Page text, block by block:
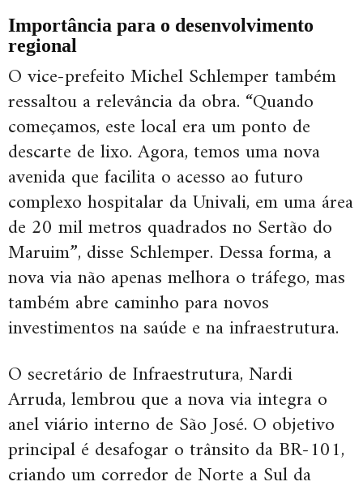
Importância para o desenvolvimento
regional
O vice-prefeito Michel Schlemper também
ressaltou a relevância da obra. “Quando
começamos, este local era um ponto de
descarte de lixo. Agora, temos uma nova
avenida que facilita o acesso ao futuro
complexo hospitalar da Univali, em uma área
de 20 mil metros quadrados no Sertão do
Maruim”, disse Schlemper. Dessa forma, a
nova via não apenas melhora o tráfego, mas
também abre caminho para novos
investimentos na saúde e na infraestrutura.
O secretário de Infraestrutura, Nardi
Arruda, lembrou que a nova via integra o
anel viário interno de São José. O objetivo
principal é desafogar o trânsito da BR-101,
criando um corredor de Norte a Sul da